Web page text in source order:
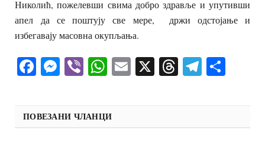
Николић, пожелевши свима добро здравље и упутивши
апел да се поштују све мере, држи одстојање и
избегавају масовна окупљања.
Facebook
Messenger
ViberWhatsApp
Email
X Threads
ПОВЕЗАНИ ЧЛАНЦИ